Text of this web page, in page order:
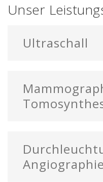
Unser
Ultraschall
Angiographie